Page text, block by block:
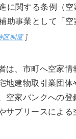
に関する条例（
助事業として「
制度]
は、市町へ空家
地建物取引業団
空家バンクへの
サブリースによる